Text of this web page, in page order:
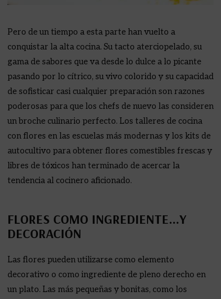
Pero de un tiempo a esta parte han vuelto a
conquistar la alta cocina. Su tacto aterciopelado, su
gama de sabores que va desde lo dulce a lo picante
pasando por lo cítrico, su vivo colorido y su capacidad
de sofisticar casi cualquier preparación son razones
poderosas para que los chefs de nuevo las consideren
un broche culinario perfecto. Los talleres de cocina
con flores en las escuelas más modernas y los kits de
autocultivo para obtener flores comestibles frescas y
libres de tóxicos han terminado de acercar la
tendencia al cocinero aficionado.
FLORES COMO INGREDIENTE…Y
DECORACIÓN
Las flores pueden utilizarse como elemento
decorativo o como ingrediente de pleno derecho en
un plato. Las más pequeñas y bonitas, como los